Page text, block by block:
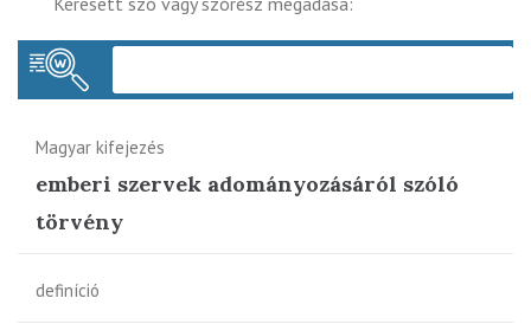
Magyar kifejezés
emberi szervek adományozásáról szóló
törvény
definíció